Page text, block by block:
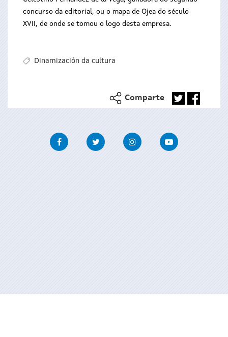
concurso da editorial, ou o mapa de Ojea do século
XVII, de onde se tomou o logo desta empresa.
Dinamización da cultura
Comparte
FacebookTwitter InstagramYoutube